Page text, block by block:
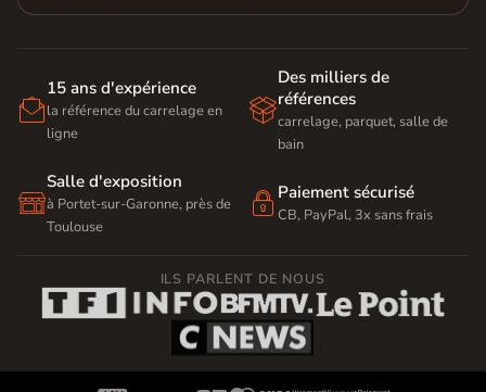

15 ans d'expérience
la référence du carrelage en
ligne

Des milliers de
références
carrelage, parquet, salle de
bain

Salle d'exposition
à Portet-sur-Garonne, près de
Toulouse
 Paiement sécurisé
CB, PayPal, 3x sans frais
ILS PARLENT DE NOUS